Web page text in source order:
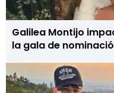
Galilea Montijo
la gala de